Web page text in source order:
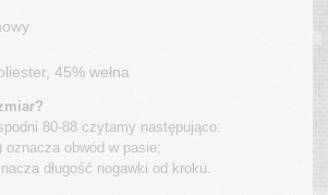
45% wełna
80-88 czytamy następująco:
oznacza obwód w pasie;
długość nogawki od kroku.